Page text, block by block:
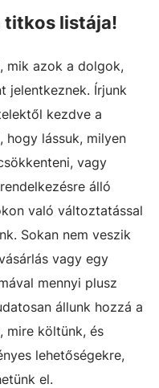
titkos listája!
mik azok a dolgok,
jelentkeznek. Írjunk
kezdve a
hogy lássuk, milyen
vagy
álló
való változtatással
Sokan nem veszik
vagy egy
mennyi plusz
állunk hozzá a
mire költünk, és
lehetőségekre,
el.